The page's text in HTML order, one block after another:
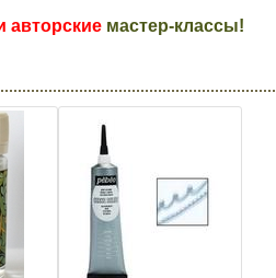
авторские мастер-классы!